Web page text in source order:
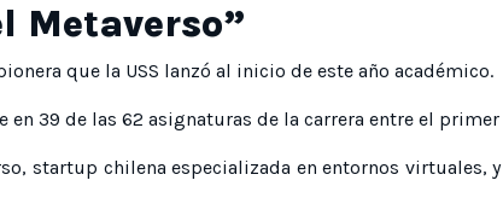
Metaverso”
que la USS lanzó al inicio de este año académico.
39 de las 62 asignaturas de la carrera entre el
startup chilena especializada en entornos virtuales,